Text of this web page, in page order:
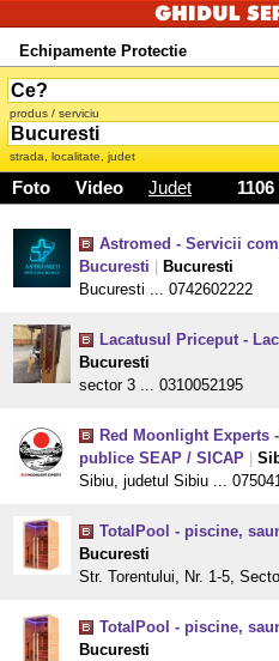
Echipamente Protectie
produs / serviciu
strada, localitate, judet
Foto Video Judet
Astromed - Servicii
Bucuresti
Bucuresti
Bucuresti ... 0742602222
Lacatusul Priceput -
Bucuresti
sector 3 ... 0310052195
Red Moonlight Experts
publice SEAP / SICAP
Sibiu, judetul Sibiu ...
TotalPool - piscine,
Bucuresti
Str. Torentului, Nr. 1-5,
TotalPool - piscine,
Bucuresti